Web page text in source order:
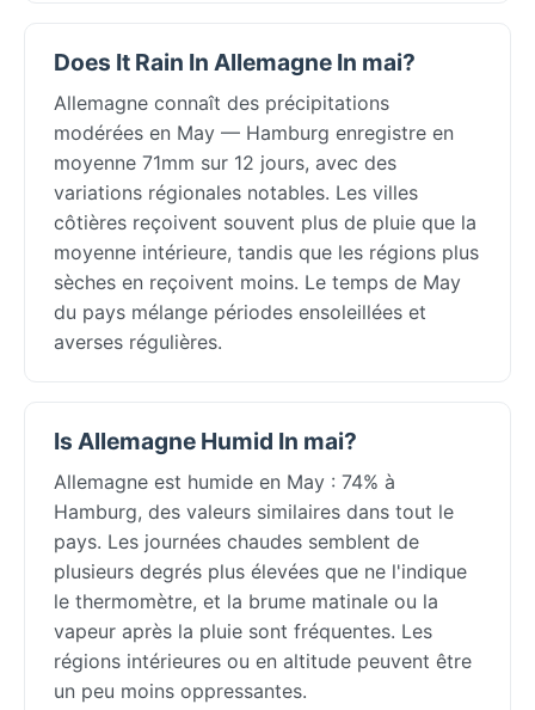
Does It Rain In Allemagne In mai?
Allemagne connaît des précipitations
modérées en May — Hamburg enregistre en
moyenne 71mm sur 12 jours, avec des
variations régionales notables. Les villes
côtières reçoivent souvent plus de pluie que la
moyenne intérieure, tandis que les régions plus
sèches en reçoivent moins. Le temps de May
du pays mélange périodes ensoleillées et
averses régulières.
Is Allemagne Humid In mai?
Allemagne est humide en May : 74% à
Hamburg, des valeurs similaires dans tout le
pays. Les journées chaudes semblent de
plusieurs degrés plus élevées que ne l'indique
le thermomètre, et la brume matinale ou la
vapeur après la pluie sont fréquentes. Les
régions intérieures ou en altitude peuvent être
un peu moins oppressantes.